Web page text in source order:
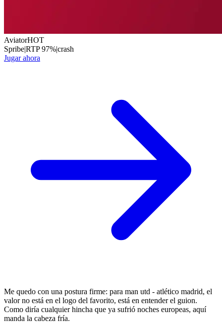
AviatorHOT
Spribe|RTP97%|crash
Jugar ahora
Me quedo con una postura firme: para man utd - atlético madrid, el
valor no está en el logo del favorito, está en entender el guion.
Como diría cualquier hincha que ya sufrió noches europeas, aquí
manda la cabeza fría.